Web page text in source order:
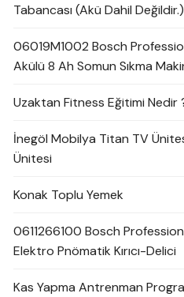
Tabancası (Akü Dahil Değildir.)
06019M1002 Bosch
Akülü 8 Ah Somun Sıkma
Uzaktan Fitness Eğitimi Nedir
İnegöl Mobilya Titan TV
Ünitesi
Konak Toplu Yemek
0611266100 Bosch
Elektro Pnömatik Kırıcı-Delici
Kas Yapma Antrenman